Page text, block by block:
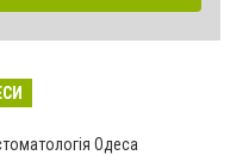
Одеса